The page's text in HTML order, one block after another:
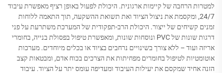
למטרות הרחבה של קיימות ארגונית. היכולת לפעול באופן רציף מאפשרת עיבוד
24/7, ומקסמת את ניצול הציוד ואת תשואת ההשקעה, תוך התאמה ללוחות
זמנים קשיחים של ייצור. היכולת הרב-תפקודית של המערכת משתרעת על פני
דרגות שונות של PVC ונוסחות שונות, ומאפשרת טיפול בפסולת בנייה, בחומרי
אריזה ועוד – ללא צורך בשינויים נרחבים בציוד או בכלים מיוחדים. מערכות
אוטומטיות לטיפול בחומרים מפחיתות את הצרכים בכוח אדם, ומבטאות קצב
הזנה אחיד שמקסם את יעילות העיבוד ומעדיפה עומס יתר על הציוד. עיבוד